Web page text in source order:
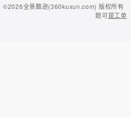
©2026全景酷逊(360kuxun.com) 版权所有
题可提工单